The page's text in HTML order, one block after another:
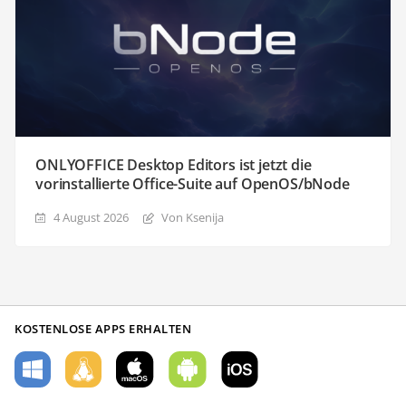
ONLYOFFICE Desktop Editors ist jetzt die
vorinstallierte Office-Suite auf OpenOS/bNode
4 August 2026 Von Ksenija
KOSTENLOSE APPS ERHALTEN